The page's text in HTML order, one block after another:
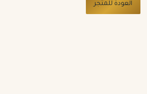
العودة للمتجر